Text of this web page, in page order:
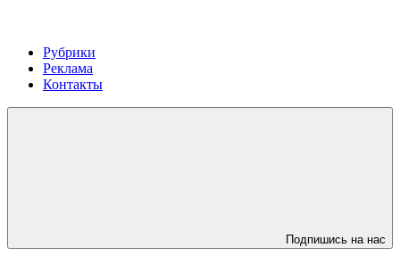
Рубрики
Реклама
Контакты
Подпишись на нас